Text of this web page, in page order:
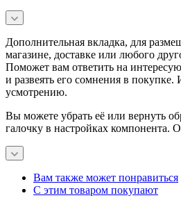
Дополнительная вкладка, для
магазине, доставке или любого
Поможет вам ответить на
и развеять его сомнения в покупке.
усмотрению.
Вы можете убрать её или вернуть
галочку в настройках компонента.
Вам также может понравиться
С этим товаром покупают